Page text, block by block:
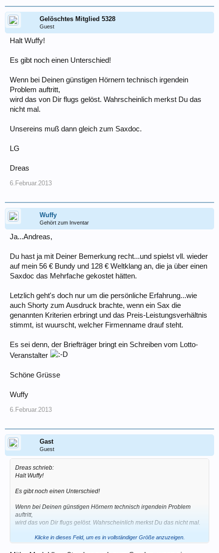
Gelöschtes Mitglied 5328
Guest
Halt Wuffy!
Es gibt noch einen Unterschied!
Wenn bei Deinen günstigen Hörnern technisch irgendein
Problem auftritt,
wird das von Dir flugs gelöst. Wahrscheinlich merkst Du das
nicht mal.
Unsereins muß dann gleich zum Saxdoc.
LG
Dreas
6.Februar.2013
Wuffy
Gehört zum Inventar
Ja...Andreas,
Du hast ja mit Deiner Bemerkung recht...und spielst vll. wieder
auf mein 56 € Bundy und 128 € Weltklang an, die ja über einen
Saxdoc das Mehrfache gekostet hätten.
Letzlich geht's doch nur um die persönliche Erfahrung...wie
auch Shorty zum Ausdruck brachte, wenn ein Sax die
genannten Kriterien erbringt und das Preis-Leistungsverhältnis
stimmt, ist wuurscht, welcher Firmenname drauf steht.
Es sei denn, der Briefträger bringt ein Schreiben vom Lotto-
Veranstalter
Schöne Grüsse
Wuffy
6.Februar.2013
Gast
Guest
Dreas schrieb:
Halt Wuffy!
Es gibt noch einen Unterschied!
Wenn bei Deinen günstigen Hörnern technisch irgendein Problem
auftritt,
wird das von Dir flugs gelöst. Wahrscheinlich merkst Du das nicht mal.
Unsereins muß dann gleich zum Saxdoc.
Klicke in dieses Feld, um es in vollständiger Größe anzuzeigen.